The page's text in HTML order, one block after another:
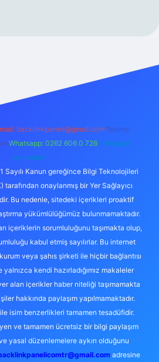
backlinkpaneli@gmail.com Teams:
Whatsapp: 0262 606 0 726 Telegram:
@karabul
Sayılı Kanun gereğince Bilgi Teknolojileri
onaylanmış bir Yer Sağlayıcı
Bu nedenle, sitedeki içerikleri proaktif
yükümlülüğümüz bulunmamaktadır.
içeriklerin sorumluluğunu taşımakta olup,
kabul etmiş sayılırlar. Bu internet
veya şahıs şirketi ile hiçbir bağlantısı
kendi hazırladığımız makaleler
alan içerikler haber niteliği taşımamakta
hakkında paylaşım yapılmamaktadır.
isim benzerlikleri tamamen tesadüfidir.
ve tamamen ücretsiz bir bilgi paylaşım
yasal düzenlemelere aykırı olduğunu
adresine